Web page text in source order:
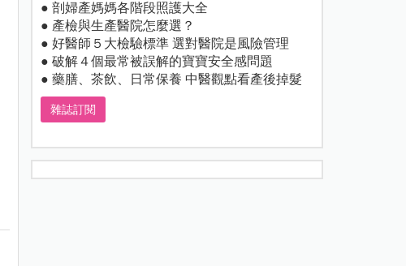
● 剖婦產媽媽各階段照護大全
● 產檢與生產醫院怎麼選？
● 好醫師５大檢驗標準 選對醫院是風險管理
● 破解４個最常被誤解的寶寶安全感問題
● 藥膳、茶飲、日常保養 中醫觀點看產後掉髮
雜誌訂閱